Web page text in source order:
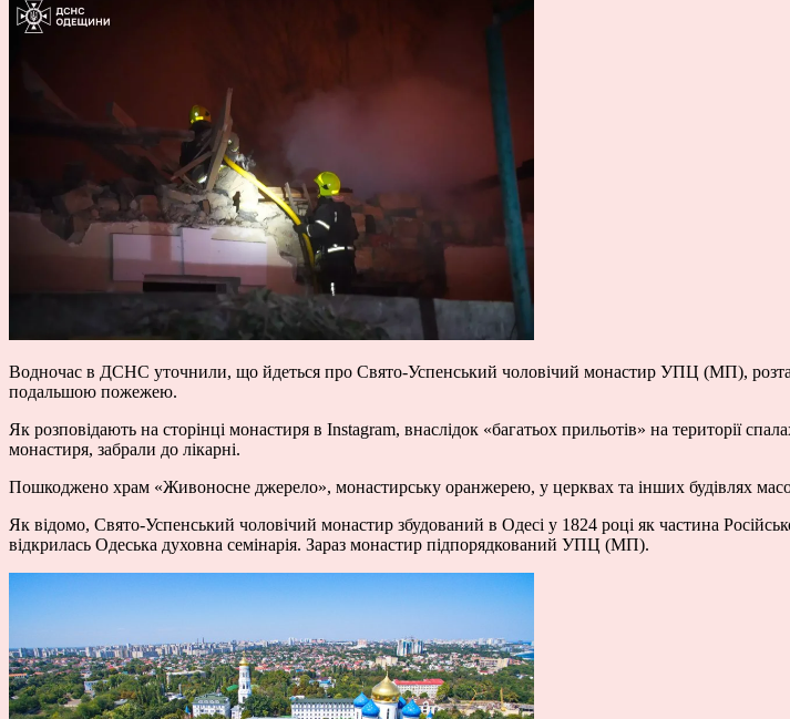
Водночас в ДСНС уточнили, що йдеться про Свято-Успенський чоловічий монастир УПЦ (МП),
подальшою пожежею.
Як розповідають на сторінці монастиря в Instagram, внаслідок «багатьох прильотів» на території
монастиря, забрали до лікарні.
Пошкоджено храм «Живоносне джерело», монастирську оранжерею, у церквах та інших будівлях
Як відомо, Свято-Успенський чоловічий монастир збудований в Одесі у 1824 році як частина
відкрилась Одеська духовна семінарія. Зараз монастир підпорядкований УПЦ (МП).